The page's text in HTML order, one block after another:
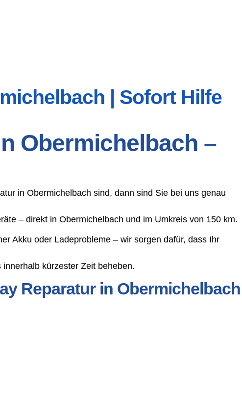
| Sofort Hilfe
Obermichelbach –
in Obermichelbach sind, dann sind Sie bei uns genau
– direkt in Obermichelbach und im Umkreis von 150 km.
Akku oder Ladeprobleme – wir sorgen dafür, dass Ihr
kürzester Zeit beheben.
Reparatur in Obermichelbach